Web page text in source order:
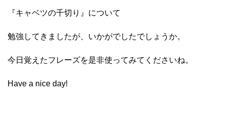
『キャベツの千切り』について
勉強してきましたが、いかがでしたでしょうか。
今日覚えたフレーズを是非使ってみてくださいね。
Have a nice day!